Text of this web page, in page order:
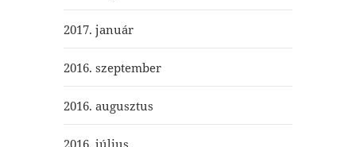
2017. január
2016. szeptember
2016. augusztus
2016. július